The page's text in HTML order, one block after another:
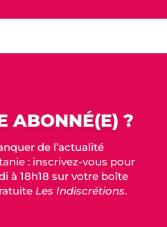
ABONNÉ(E) ?
de l’actualité
: inscrivez-vous pour
à 18h18 sur votre boîte
Les Indiscrétions.